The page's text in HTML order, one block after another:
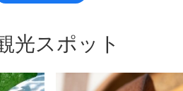
光スポット